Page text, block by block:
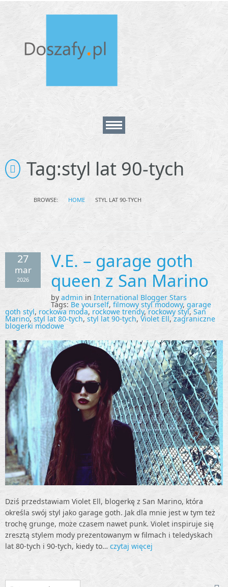
Home
Contact
Tag:styl lat 90-tych
BROWSE: HOME STYL LAT 90-TYCH
27
mar
2026
V.E. – garage goth
queen z San Marino
by admin in International Blogger Stars
Tags: Be yourself, filmowy styl modowy, garage
goth styl, rockowa moda, rockowe trendy,rockowy styl, San
Marino, styl lat 80-tych, styl lat 90-tych, Violet Ell,zagraniczne
blogerki modowe
Dziś przedstawiam Violet Ell, blogerkę z San Marino, która
określa swój styl jako garage goth. Jak dla mnie jest w tym też
trochę grunge, może czasem nawet punk. Violet inspiruje się
zresztą stylem mody prezentowanym w filmach i teledyskach
lat 80-tych i 90-tych, kiedy to… czytaj więcej